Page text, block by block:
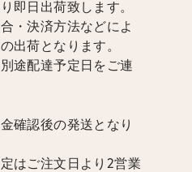
即日出荷致します。
・決済方法などによ
出荷となります。
途配達予定日をご連
確認後の発送となり
はご注文日より2営業